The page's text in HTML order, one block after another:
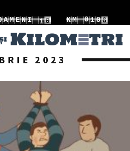
AMENI
2
1
2
1 KM
0
12
1
2
16
7
2023